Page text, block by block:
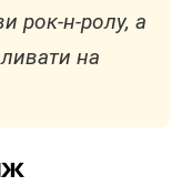
рок-н-ролу, а
на